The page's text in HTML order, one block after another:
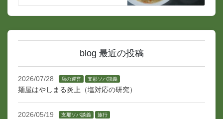
blog 最近の投稿
2026/07/28 店の運営 支那ソバ談義
麺屋はやしまる炎上（塩対応の研究）
2026/05/19 支那ソバ談義 旅行